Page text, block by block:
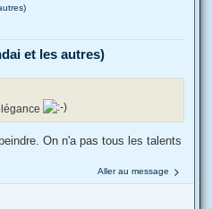
et les autres)
On n'a pas tous les talents
Aller au message